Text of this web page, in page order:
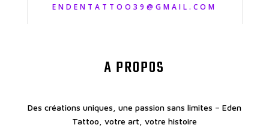
ENDENTATTOO39@GMAIL.COM
A PROPOS
Des créations uniques, une passion sans limites – Eden
Tattoo, votre art, votre histoire